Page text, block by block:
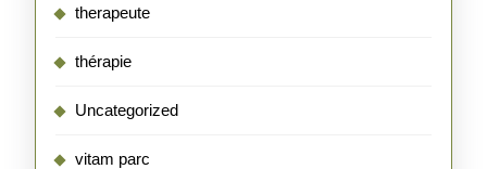
therapeute
thérapie
Uncategorized
vitam parc